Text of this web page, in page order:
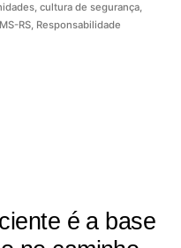
, cultura de segurança,
RS, Responsabilidade
é a base